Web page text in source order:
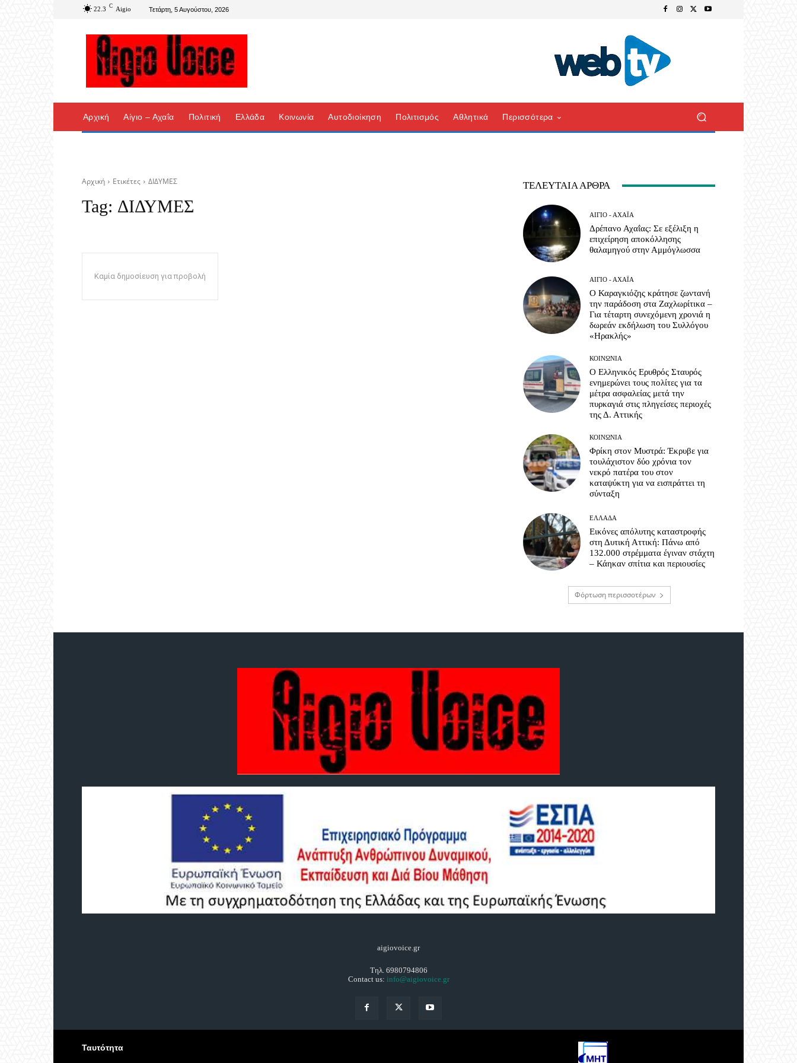
22.3 C Aigio Τετάρτη, 5 Αυγούστου, 2026
Αρχική Αίγιο – Αχαΐα Πολιτική Ελλάδα Κοινωνία Αυτοδιοίκηση Πολιτισμός Αθλητικά Περισσότερα
Αρχική Ετικέτες ΔΙΔΥΜΕΣ
Tag: ΔΙΔΥΜΕΣ
Καμία δημοσίευση για προβολή
ΤΕΛΕΥΤΑΊΑ ΆΡΘΡΑ
ΑΊΓΙΟ - ΑΧΑΪ́Α
Δρέπανο Αχαΐας: Σε εξέλιξη η
επιχείρηση αποκόλλησης
θαλαμηγού στην Αμμόγλωσσα
ΑΊΓΙΟ - ΑΧΑΪ́Α
Ο Καραγκιόζης κράτησε ζωντανή
την παράδοση στα Ζαχλωρίτικα –
Για τέταρτη συνεχόμενη χρονιά η
δωρεάν εκδήλωση του Συλλόγου
«Ηρακλής»
ΚΟΙΝΩΝΊΑ
Ο Ελληνικός Ερυθρός Σταυρός
ενημερώνει τους πολίτες για τα
μέτρα ασφαλείας μετά την
πυρκαγιά στις πληγείσες περιοχές
της Δ. Αττικής
ΚΟΙΝΩΝΊΑ
Φρίκη στον Μυστρά: Έκρυβε για
τουλάχιστον δύο χρόνια τον
νεκρό πατέρα του στον
καταψύκτη για να εισπράττει τη
σύνταξη
ΕΛΛΆΔΑ
Εικόνες απόλυτης καταστροφής
στη Δυτική Αττική: Πάνω από
132.000 στρέμματα έγιναν στάχτη
– Κάηκαν σπίτια και περιουσίες
Φόρτωση περισσοτέρων
aigiovoice.gr
Τηλ. 6980794806
Contact us: info@aigiovoice.gr
Ταυτότητα